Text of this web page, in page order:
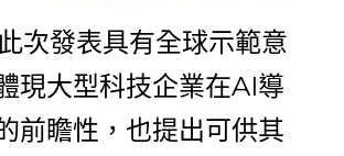
次發表具有全球示範意
現大型科技企業在AI導
前瞻性，也提出可供其